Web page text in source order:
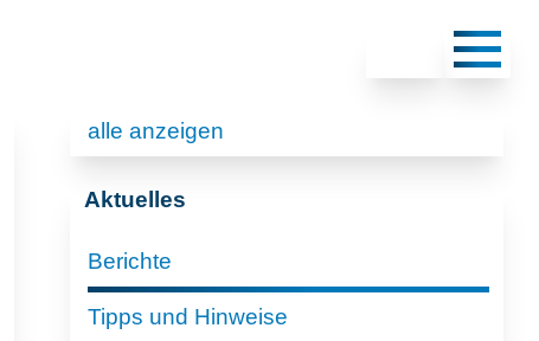
alle anzeigen
Aktuelles
Berichte
Tipps und Hinweise